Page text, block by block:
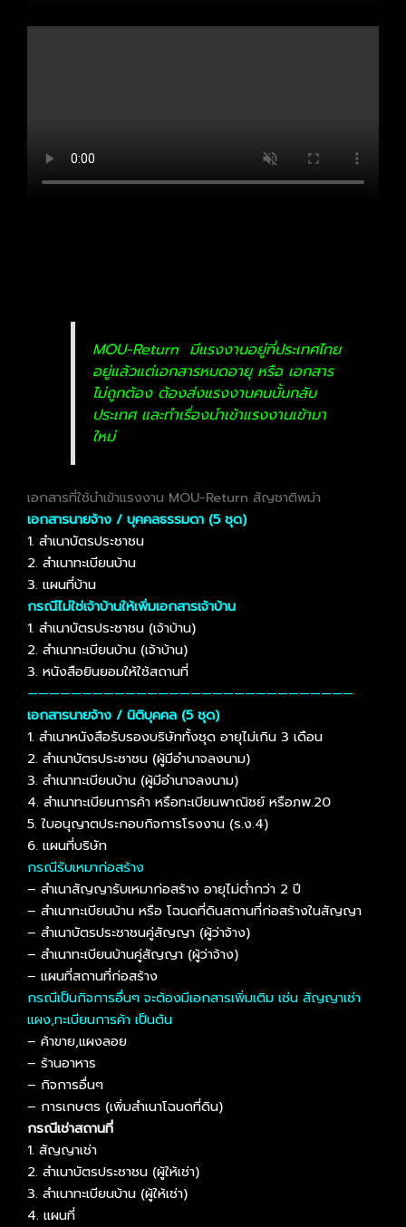
MOU-Return มีแรงงานอยู่ที่ประเทศไทย
อยู่แล้วแต่เอกสารหมดอายุ หรือ เอกสาร
ไม่ถูกต้อง ต้องส่งแรงงานคนนั้นกลับ
ประเทศ และทำเรื่องนำเข้าแรงงานเข้ามา
ใหม่
เอกสารที่ใช้นำเข้าแรงงาน MOU-Return สัญชาติพม่า
เอกสารนายจ้าง / บุคคลธรรมดา (5 ชุด)
1. สำเนาบัตรประชาชน
2. สำเนาทะเบียนบ้าน
3. แผนที่บ้าน
กรณีไม่ใช่เจ้าบ้านให้เพิ่มเอกสารเจ้าบ้าน
1. สำเนาบัตรประชาชน (เจ้าบ้าน)
2. สำเนาทะเบียนบ้าน (เจ้าบ้าน)
3. หนังสือยินยอมให้ใช้สถานที่
——————————————————————————————
เอกสารนายจ้าง / นิติบุคคล (5 ชุด)
1. สำเนาหนังสือรับรองบริษัททั้งชุด อายุไม่เกิน 3 เดือน
2. สำเนาบัตรประชาชน (ผู้มีอำนาจลงนาม)
3. สำเนาทะเบียนบ้าน (ผู้มีอำนาจลงนาม)
4. สำเนาทะเบียนการค้า หรือทะเบียนพาณิชย์ หรือภพ.20
5. ใบอนุญาตประกอบกิจการโรงงาน (ร.ง.4)
6. แผนที่บริษัท
กรณีรับเหมาก่อสร้าง
– สำเนาสัญญารับเหมาก่อสร้าง อายุไม่ต่ำกว่า 2 ปี
– สำเนาทะเบียนบ้าน หรือ โฉนดที่ดินสถานที่ก่อสร้างในสัญญา
– สำเนาบัตรประชาชนคู่สัญญา (ผู้ว่าจ้าง)
– สำเนาทะเบียนบ้านคู่สัญญา (ผู้ว่าจ้าง)
– แผนที่สถานที่ก่อสร้าง
กรณีเป็นกิจการอื่นๆ จะต้องมีเอกสารเพิ่มเติม เช่น สัญญาเช่า
แผง,ทะเบียนการค้า เป็นต้น
– ค้าขาย,แผงลอย
– ร้านอาหาร
– กิจการอื่นๆ
– การเกษตร (เพิ่มสำเนาโฉนดที่ดิน)
กรณีเช่าสถานที่
1. สัญญาเช่า
2. สำเนาบัตรประชาชน (ผู้ให้เช่า)
3. สำเนาทะเบียนบ้าน (ผู้ให้เช่า)
4. แผนที่